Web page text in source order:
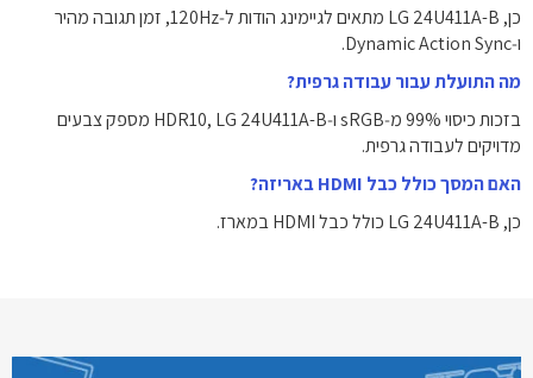
כן, LG 24U411A-B מתאים לגיימינג הודות ל‑120Hz, זמן תגובה מהיר
ו‑Dynamic Action Sync.
מה התועלת עבור עבודה גרפית?
בזכות כיסוי ‎99%‎ מ‑sRGB ו‑HDR10, LG 24U411A-B מספק צבעים
מדויקים לעבודה גרפית.
האם המסך כולל כבל HDMI באריזה?
כן, ‏LG 24U411A-B כולל כבל HDMI במארז.